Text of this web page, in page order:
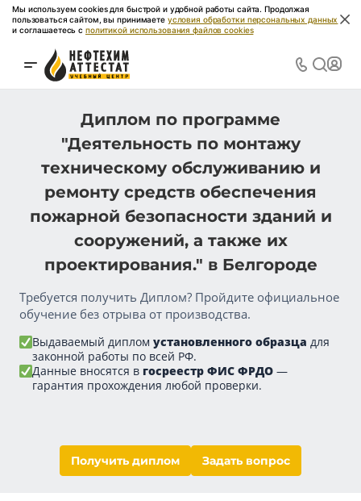
Мы используем cookies для быстрой и удобной работы сайта. Продолжая
пользоваться сайтом, вы принимаете условия обработки персональных данных
и соглашаетесь с политикой использования файлов cookies
Диплом по программе
"Деятельность по монтажу
техническому обслуживанию и
ремонту средств обеспечения
пожарной безопасности зданий и
сооружений, а также их
проектирования." в Белгороде
Требуется получить Диплом? Пройдите официальное
обучение без отрыва от производства.
Выдаваемый диплом установленного образца для
законной работы по всей РФ.
Данные вносятся в госреестр ФИС ФРДО —
гарантия прохождения любой проверки.
Получить диплом Задать вопрос